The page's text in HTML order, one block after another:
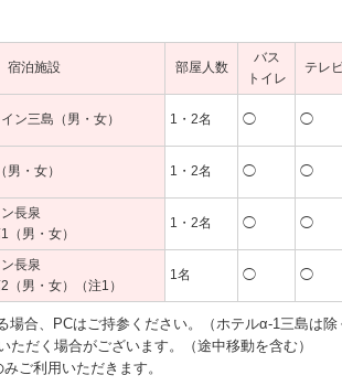
宿泊施設 部屋人数
バス
トイレ
テレ
ン三島（男・女） 1・2名 ◯ ◯
・女） 1・2名 ◯ ◯
長泉
（男・女）
1・2名 ◯ ◯
長泉
（男・女）（注1）
1名 ◯ ◯
合、PCはご持参ください。（ホテルα-1三島は除
だく場合がございます。（途中移動を含む）
ご利用いただきます。